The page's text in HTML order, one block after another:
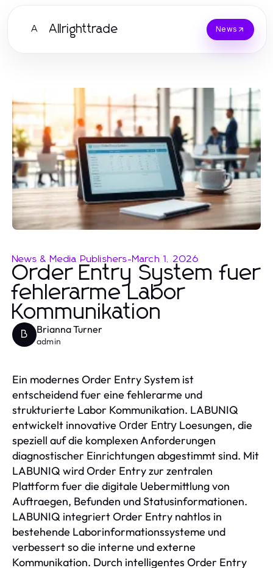
A Allrighttrade News
News & Media Publishers-March 1, 2026
Order Entry System fuer
fehlerarme Labor
Kommunikation
B Brianna Turner
admin
Ein modernes Order Entry System ist
entscheidend fuer eine fehlerarme und
strukturierte Labor Kommunikation. LABUNIQ
entwickelt innovative Order Entry Loesungen, die
speziell auf die komplexen Anforderungen
diagnostischer Einrichtungen abgestimmt sind. Mit
LABUNIQ wird Order Entry zur zentralen
Plattform fuer die digitale Uebermittlung von
Auftraegen, Befunden und Statusinformationen.
LABUNIQ integriert Order Entry nahtlos in
bestehende Laborinformationssysteme und
verbessert so die interne und externe
Kommunikation. Durch intelligentes Order Entry